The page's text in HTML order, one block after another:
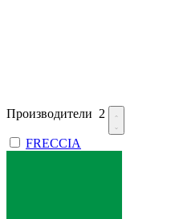
Производители 2
FRECCIA